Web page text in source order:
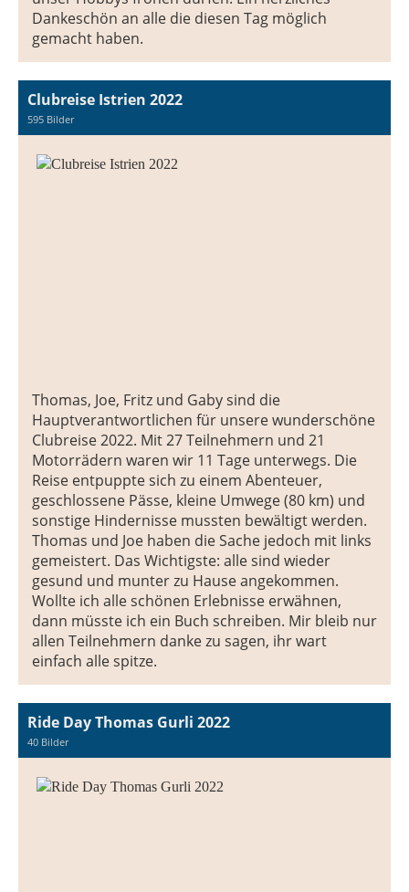
Dankeschön an alle die diesen Tag möglich
gemacht haben.
Clubreise Istrien 2022
595 Bilder
Thomas, Joe, Fritz und Gaby sind die
Hauptverantwortlichen für unsere wunderschöne
Clubreise 2022. Mit 27 Teilnehmern und 21
Motorrädern waren wir 11 Tage unterwegs. Die
Reise entpuppte sich zu einem Abenteuer,
geschlossene Pässe, kleine Umwege (80 km) und
sonstige Hindernisse mussten bewältigt werden.
Thomas und Joe haben die Sache jedoch mit links
gemeistert. Das Wichtigste: alle sind wieder
gesund und munter zu Hause angekommen.
Wollte ich alle schönen Erlebnisse erwähnen,
dann müsste ich ein Buch schreiben. Mir bleib nur
allen Teilnehmern danke zu sagen, ihr wart
einfach alle spitze.
Ride Day Thomas Gurli 2022
40 Bilder